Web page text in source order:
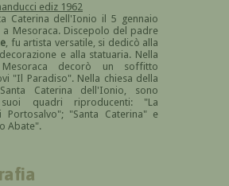
ediz 1962
Caterina dell'Ionio il 5 gennaio
a Mesoraca. Discepolo del padre
, fu artista versatile, si dedicò alla
e alla statuaria. Nella
decorò un soffitto
"Il Paradiso". Nella chiesa della
Caterina dell'Ionio, sono
suoi quadri riproducenti: "La
Portosalvo"; "Santa Caterina" e
Abate".